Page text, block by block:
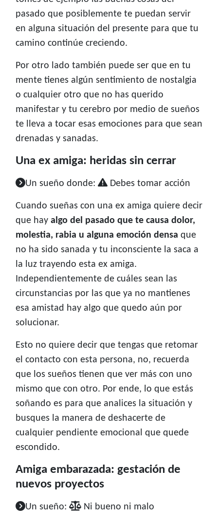
pasado que posiblemente te puedan servir
en alguna situación del presente para que tu
camino continúe creciendo.
Por otro lado también puede ser que en tu
mente tienes algún sentimiento de nostalgia
o cualquier otro que no has querido
manifestar y tu cerebro por medio de sueños
te lleva a tocar esas emociones para que sean
drenadas y sanadas.
Una ex amiga: heridas sin cerrar
Un sueño donde: Debes tomar acción
Cuando sueñas con una ex amiga quiere decir
que hay algo del pasado que te causa dolor,
molestia, rabia u alguna emoción densa que
no ha sido sanada y tu inconsciente la saca a
la luz trayendo esta ex amiga.
Independientemente de cuáles sean las
circunstancias por las que ya no mantienes
esa amistad hay algo que quedo aún por
solucionar.
Esto no quiere decir que tengas que retomar
el contacto con esta persona, no, recuerda
que los sueños tienen que ver más con uno
mismo que con otro. Por ende, lo que estás
soñando es para que analices la situación y
busques la manera de deshacerte de
cualquier pendiente emocional que quede
escondido.
Amiga embarazada: gestación de
nuevos proyectos
Un sueño: Ni bueno ni malo